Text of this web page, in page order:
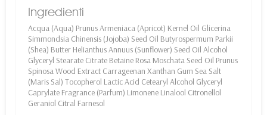
Ingredienti
Acqua (Aqua) Prunus Armeniaca (Apricot) Kernel Oil Glicerina
Simmondsia Chinensis (Jojoba) Seed Oil Butyrospermum Parkii
(Shea) Butter Helianthus Annuus (Sunflower) Seed Oil Alcohol
Glyceryl Stearate Citrate Betaine Rosa Moschata Seed Oil Prunus
Spinosa Wood Extract Carrageenan Xanthan Gum Sea Salt
(Maris Sal) Tocopherol Lactic Acid Cetearyl Alcohol Glyceryl
Caprylate Fragrance (Parfum) Limonene Linalool Citronellol
Geraniol Citral Farnesol